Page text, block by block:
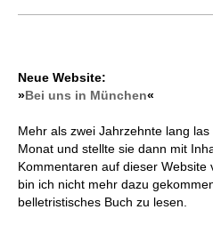
Neue Website:
»Bei uns in München«
Mehr als zwei Jahrzehnte lang
Monat und stellte sie dann mit
Kommentaren auf dieser Website
bin ich nicht mehr dazu
belletristisches Buch zu lesen.